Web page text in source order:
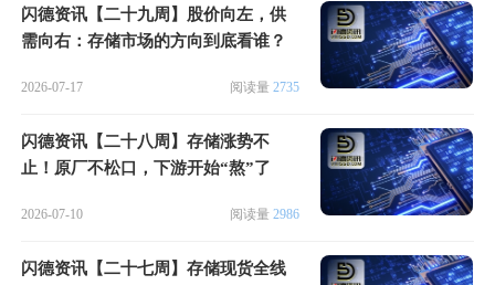
闪德资讯【二十九周】股价向左，供
需向右：存储市场的方向到底看谁？
2026-07-17 阅读量 2735
闪德资讯【二十八周】存储涨势不
止！原厂不松口，下游开始“熬”了
2026-07-10 阅读量 2986
闪德资讯【二十七周】存储现货全线